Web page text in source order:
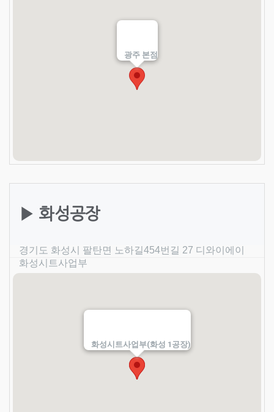
광주 본점
▶ 화성공장
경기도 화성시 팔탄면 노하길454번길 27 디와이에이
화성시트사업부
화성시트사업부(화성 1공장)